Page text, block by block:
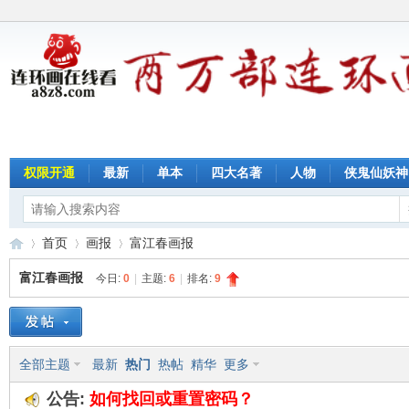
权限开通 最新 单本 四大名著 人物 侠鬼仙妖神
连»
首页
›
画报 富江春画报
富江春画报 今日: 0 主题: 6 排名: 9
全部主题 最新 热门 热帖 精华 更多
公告: 如何找回或重置密码？